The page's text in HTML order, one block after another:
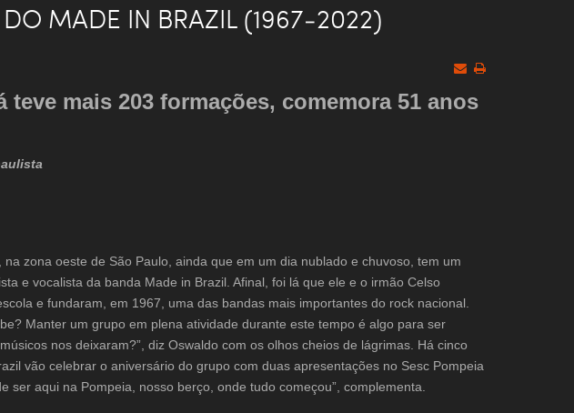
MADE IN BRAZIL (1967-2022)
teve mais 203 formações, comemora 51 anos
zona oeste de São Paulo, ainda que em um dia nublado e chuvoso, tem um
e vocalista da banda Made in Brazil. Afinal, foi lá que ele e o irmão Celso
e fundaram, em 1967, uma das bandas mais importantes do rock nacional.
Manter um grupo em plena atividade durante este tempo é algo para ser
nos deixaram?”, diz Oswaldo com os olhos cheios de lágrimas. Há cinco
vão celebrar o aniversário do grupo com duas apresentações no Sesc Pompeia
ser aqui na Pompeia, nosso berço, onde tudo começou”, complementa.